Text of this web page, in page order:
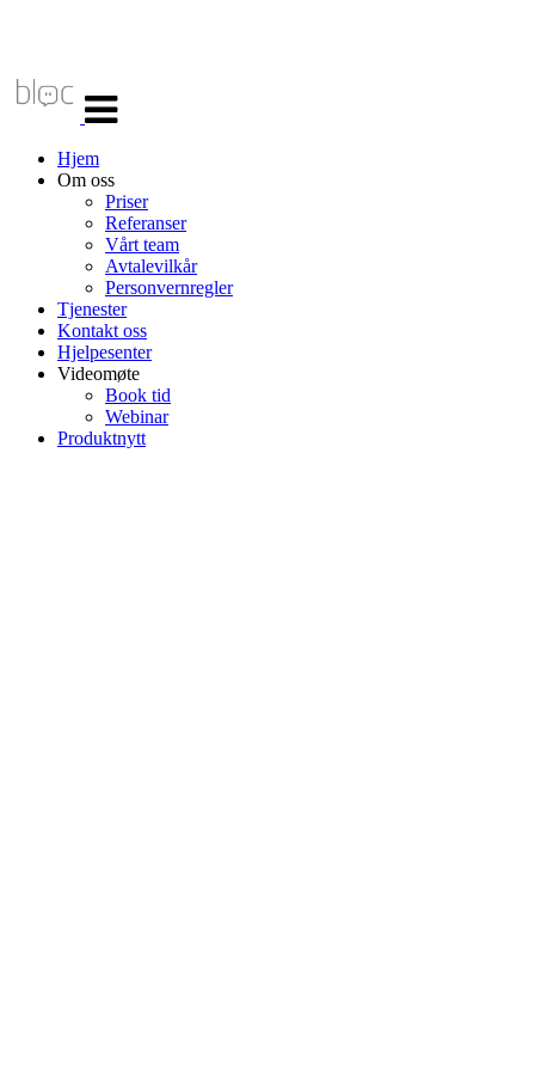
navigasjon
Hjem
Om oss
Priser
Referanser
Vårt team
Avtalevilkår
Personvernregler
Tjenester
Kontakt oss
Hjelpesenter
Videomøte
Book tid
Webinar
Produktnytt